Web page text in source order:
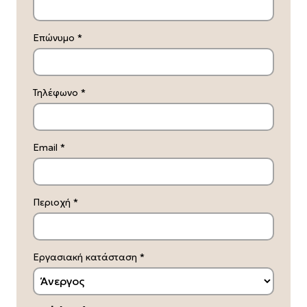
Επώνυμο *
Τηλέφωνο *
Email *
Περιοχή *
Εργασιακή κατάσταση *